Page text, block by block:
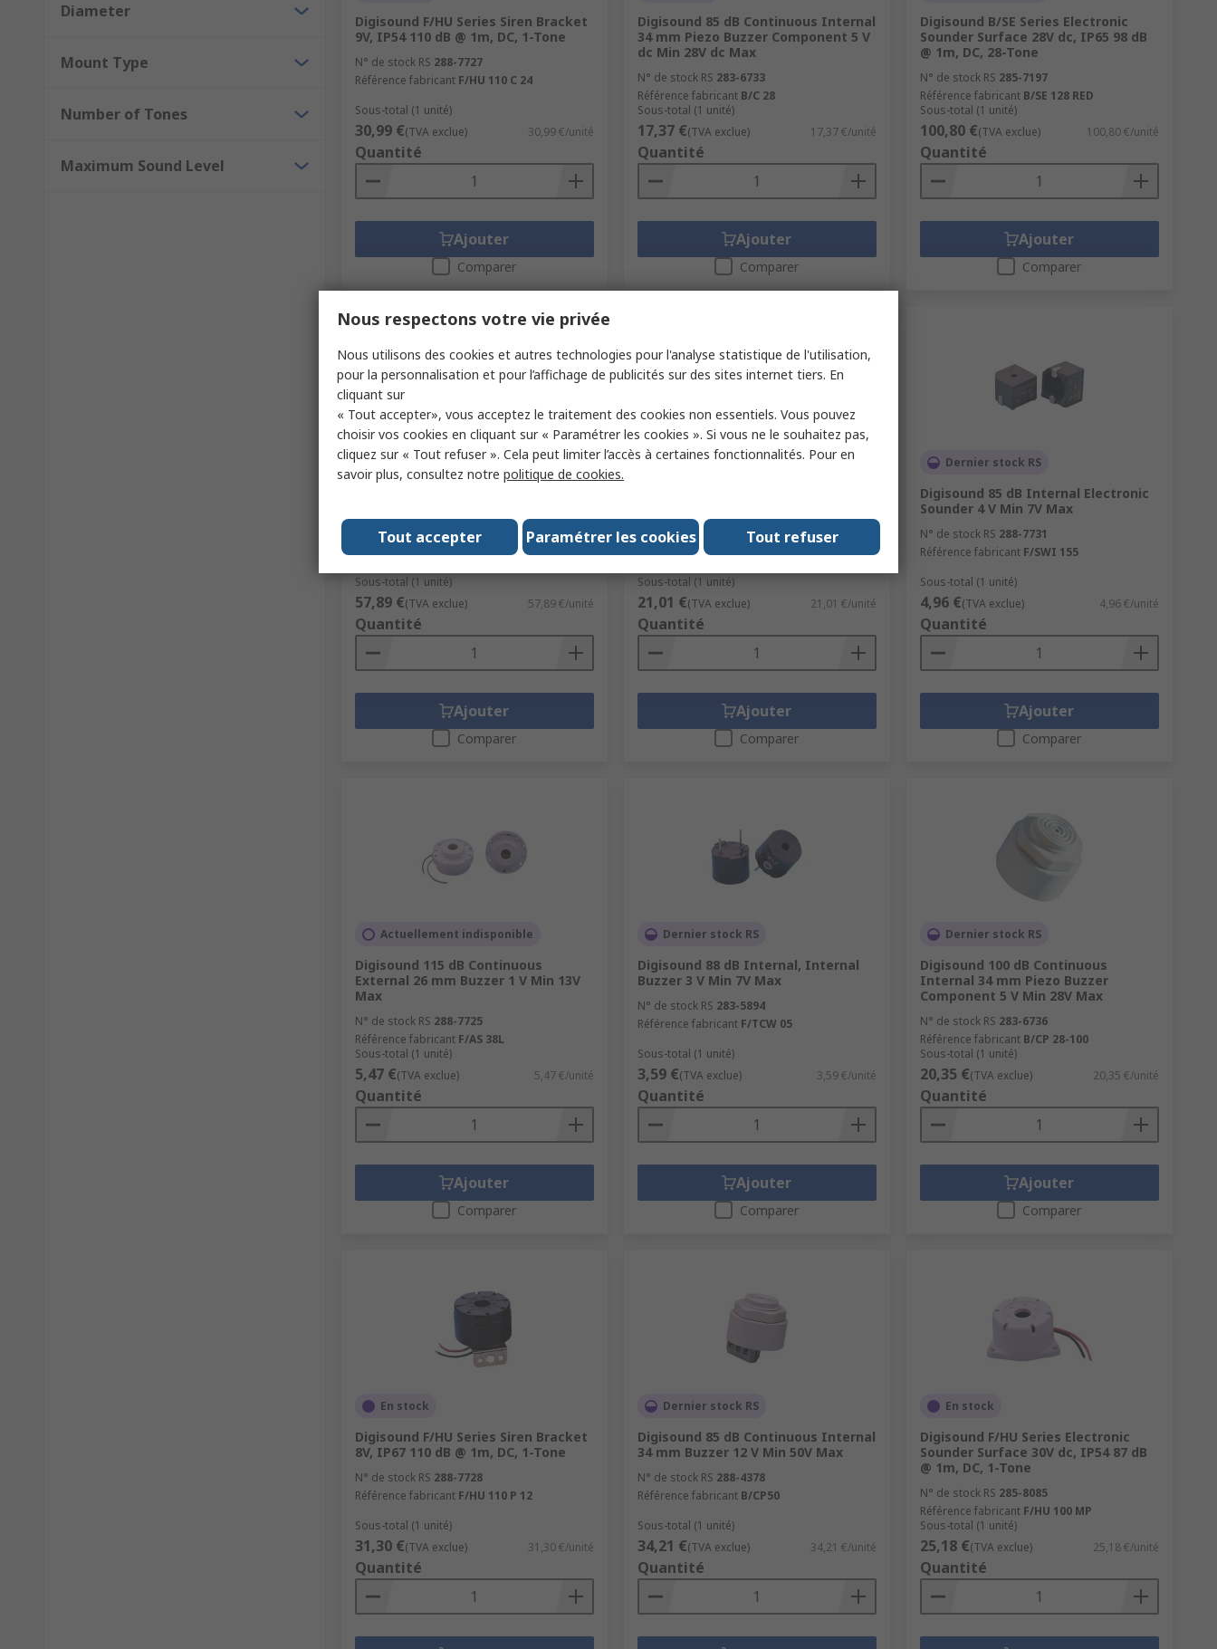
Diameter
Mount Type
Number of Tones
Maximum Sound Level
Digisound F/HU Series Siren Bracket
9V, IP54 110 dB @ 1m, DC, 1-Tone
N° de stock RS 288-7727
Référence fabricant F/HU 110 C 24
Sous-total (1 unité)
30,99 €(TVA exclue) 30,99 €/unité
Quantité
Ajouter
Comparer
Digisound 85 dB Continuous Internal
34 mm Piezo Buzzer Component 5 V
dc Min 28V dc Max
N° de stock RS 283-6733
Référence fabricant B/C 28
Sous-total (1 unité)
17,37 €(TVA exclue) 17,37 €/unité
Quantité
Ajouter
Comparer
Digisound B/SE Series Electronic
Sounder Surface 28V dc, IP65 98 dB
@ 1m, DC, 28-Tone
N° de stock RS 285-7197
Référence fabricant B/SE 128 RED
Sous-total (1 unité)
100,80 €(TVA exclue) 100,80 €/unité
Quantité
Ajouter
Comparer
En stock
N° de stock RS288-4379
Référence fabricantB/SM 28 AP RED
Sous-total (1 unité)
57,89 €(TVA exclue) 57,89 €/unité
Quantité
Ajouter
Comparer
Dernier stock RS
dc Min 28V dc Max
N° de stock RS
Sous-total (1 unité)
21,01 €(TVA exclue) 21,01 €/unité
Quantité
Ajouter
Comparer
Dernier stock RS
Digisound 85 dB Internal Electronic
Sounder 4 V Min 7V Max
N° de stock RS 288-7731
Référence fabricant F/SWI 155
Sous-total (1 unité)
4,96 €(TVA exclue) 4,96 €/unité
Quantité
Ajouter
Comparer
Actuellement indisponible
Digisound 115 dB Continuous
External 26 mm Buzzer 1 V Min 13V
Max
N° de stock RS 288-7725
Référence fabricant F/AS 38L
Sous-total (1 unité)
5,47 €(TVA exclue) 5,47 €/unité
Quantité
Ajouter
Comparer
Dernier stock RS
Digisound 88 dB Internal, Internal
Buzzer 3 V Min 7V Max
N° de stock RS 283-5894
Référence fabricant F/TCW 05
Sous-total (1 unité)
3,59 €(TVA exclue) 3,59 €/unité
Quantité
Ajouter
Comparer
Dernier stock RS
Digisound 100 dB Continuous
Internal 34 mm Piezo Buzzer
Component 5 V Min 28V Max
N° de stock RS 283-6736
Référence fabricant B/CP 28-100
Sous-total (1 unité)
20,35 €(TVA exclue) 20,35 €/unité
Quantité
Ajouter
Comparer
En stock
Digisound F/HU Series Siren Bracket
8V, IP67 110 dB @ 1m, DC, 1-Tone
N° de stock RS 288-7728
Référence fabricant F/HU 110 P 12
Sous-total (1 unité)
31,30 €(TVA exclue) 31,30 €/unité
Quantité
Dernier stock RS
Digisound 85 dB Continuous Internal
34 mm Buzzer 12 V Min 50V Max
N° de stock RS 288-4378
Référence fabricant B/CP50
Sous-total (1 unité)
34,21 €(TVA exclue) 34,21 €/unité
Quantité
En stock
Digisound F/HU Series Electronic
Sounder Surface 30V dc, IP54 87 dB
@ 1m, DC, 1-Tone
N° de stock RS 285-8085
Référence fabricant F/HU 100 MP
Sous-total (1 unité)
25,18 €(TVA exclue) 25,18 €/unité
Quantité
Nous respectons votre vie privée
Nous utilisons des cookies et autres technologies pour l'analyse statistique de l'utilisation,
pour la personnalisation et pour l’affichage de publicités sur des sites internet tiers. En
cliquant sur
« Tout accepter», vous acceptez le traitement des cookies non essentiels. Vous pouvez
choisir vos cookies en cliquant sur « Paramétrer les cookies ». Si vous ne le souhaitez pas,
cliquez sur « Tout refuser ». Cela peut limiter l’accès à certaines fonctionnalités. Pour en
savoir plus, consultez notre politique de cookies.
Tout accepter Paramétrer les cookies Tout refuser